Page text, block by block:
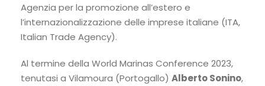
Agenzia per la promozione all’estero e
l’internazionalizzazione delle imprese italiane (ITA,
Italian Trade Agency).
Al termine della World Marinas Conference 2023,
tenutasi a Vilamoura (Portogallo) Alberto Sonino,